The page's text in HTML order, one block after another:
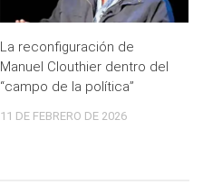
La reconfiguración de
Manuel Clouthier dentro del
“campo de la política”
11 DE FEBRERO DE 2026